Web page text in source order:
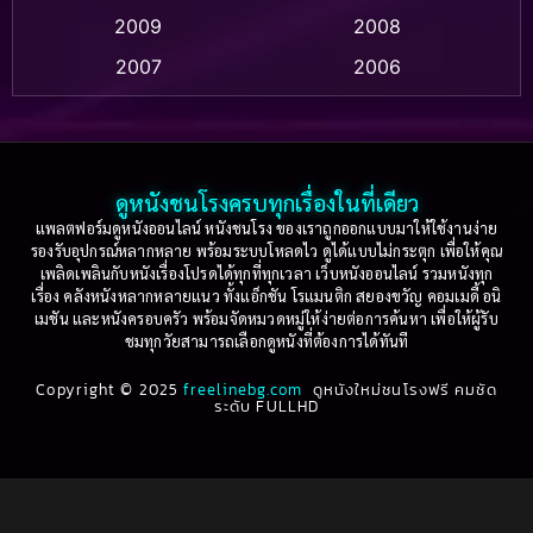
Based on a True Story เรื่องจริง(36)
Based on Novel(16)
Betrayal(1)
Biography(3)
Biography ชีวประวัติ (61)
2009
2008
2007
2006
2003
2002
2001
2000
1999
1998
1997
1996
1995
1994
1993
1992
1991
1990
ดูหนังชนโรงครบทุกเรื่องในที่เดียว
แพลตฟอร์มดูหนังออนไลน์ หนังชนโรง ของเราถูกออกแบบมาให้ใช้งานง่าย
รองรับอุปกรณ์หลากหลาย พร้อมระบบโหลดไว ดูได้แบบไม่กระตุก เพื่อให้คุณ
เพลิดเพลินกับหนังเรื่องโปรดได้ทุกที่ทุกเวลา เว็บหนังออนไลน์ รวมหนังทุก
เรื่อง คลังหนังหลากหลายแนว ทั้งแอ็กชัน โรแมนติก สยองขวัญ คอมเมดี้ อนิ
เมชัน และหนังครอบครัว พร้อมจัดหมวดหมู่ให้ง่ายต่อการค้นหา เพื่อให้ผู้รับ
ชมทุกวัยสามารถเลือกดูหนังที่ต้องการได้ทันที
Copyright © 2025freelinebg.com ดูหนังใหม่ชนโรงฟรี คมชัด
ระดับ FULLHD